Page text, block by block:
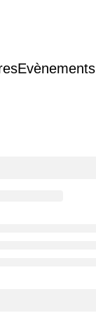
Evènements